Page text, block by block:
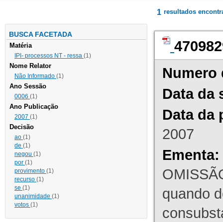
BUSCA FACETADA
Matéria
IPI- processos NT - ressa (1)
Nome Relator
Não Informado (1)
Ano Sessão
0006 (1)
Ano Publicação
2007 (1)
Decisão
ao (1)
de (1)
negou (1)
por (1)
provimento (1)
recurso (1)
se (1)
unanimidade (1)
votos (1)
1 resultados
Numero
Data da
Data da
2007
Ementa:
quando